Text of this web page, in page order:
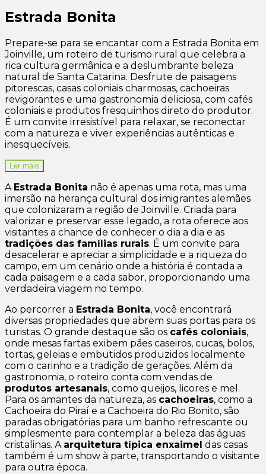
Estrada Bonita
Prepare-se para se encantar com a Estrada Bonita em
Joinville, um roteiro de turismo rural que celebra a
rica cultura germânica e a deslumbrante beleza
natural de Santa Catarina. Desfrute de paisagens
pitorescas, casas coloniais charmosas, cachoeiras
revigorantes e uma gastronomia deliciosa, com cafés
coloniais e produtos fresquinhos direto do produtor.
É um convite irresistível para relaxar, se reconectar
com a natureza e viver experiências autênticas e
inesquecíveis.
Ler mais
A Estrada Bonita não é apenas uma rota, mas uma
imersão na herança cultural dos imigrantes alemães
que colonizaram a região de Joinville. Criada para
valorizar e preservar esse legado, a rota oferece aos
visitantes a chance de conhecer o dia a dia e as
tradições das famílias rurais. É um convite para
desacelerar e apreciar a simplicidade e a riqueza do
campo, em um cenário onde a história é contada a
cada paisagem e a cada sabor, proporcionando uma
verdadeira viagem no tempo.
Ao percorrer a Estrada Bonita, você encontrará
diversas propriedades que abrem suas portas para os
turistas. O grande destaque são os cafés coloniais,
onde mesas fartas exibem pães caseiros, cucas, bolos,
tortas, geleias e embutidos produzidos localmente
com o carinho e a tradição de gerações. Além da
gastronomia, o roteiro conta com vendas de
produtos artesanais, como queijos, licores e mel.
Para os amantes da natureza, as cachoeiras, como a
Cachoeira do Piraí e a Cachoeira do Rio Bonito, são
paradas obrigatórias para um banho refrescante ou
simplesmente para contemplar a beleza das águas
cristalinas. A arquitetura típica enxaimel das casas
também é um show à parte, transportando o visitante
para outra época.